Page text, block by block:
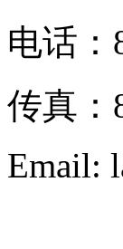
电话：
传真：
Email: